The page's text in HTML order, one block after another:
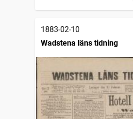
1883-02-10
Wadstena läns tidning